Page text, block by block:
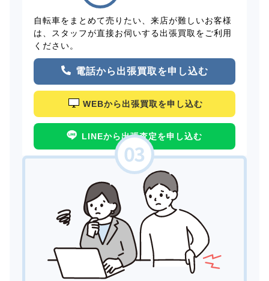
自転車をまとめて売りたい、来店が難しいお客様
は、スタッフが直接お伺いする出張買取をご利用
ください。
電話から出張買取を申し込む
WEBから出張買取を申し込む
LINEから出張査定を申し込む